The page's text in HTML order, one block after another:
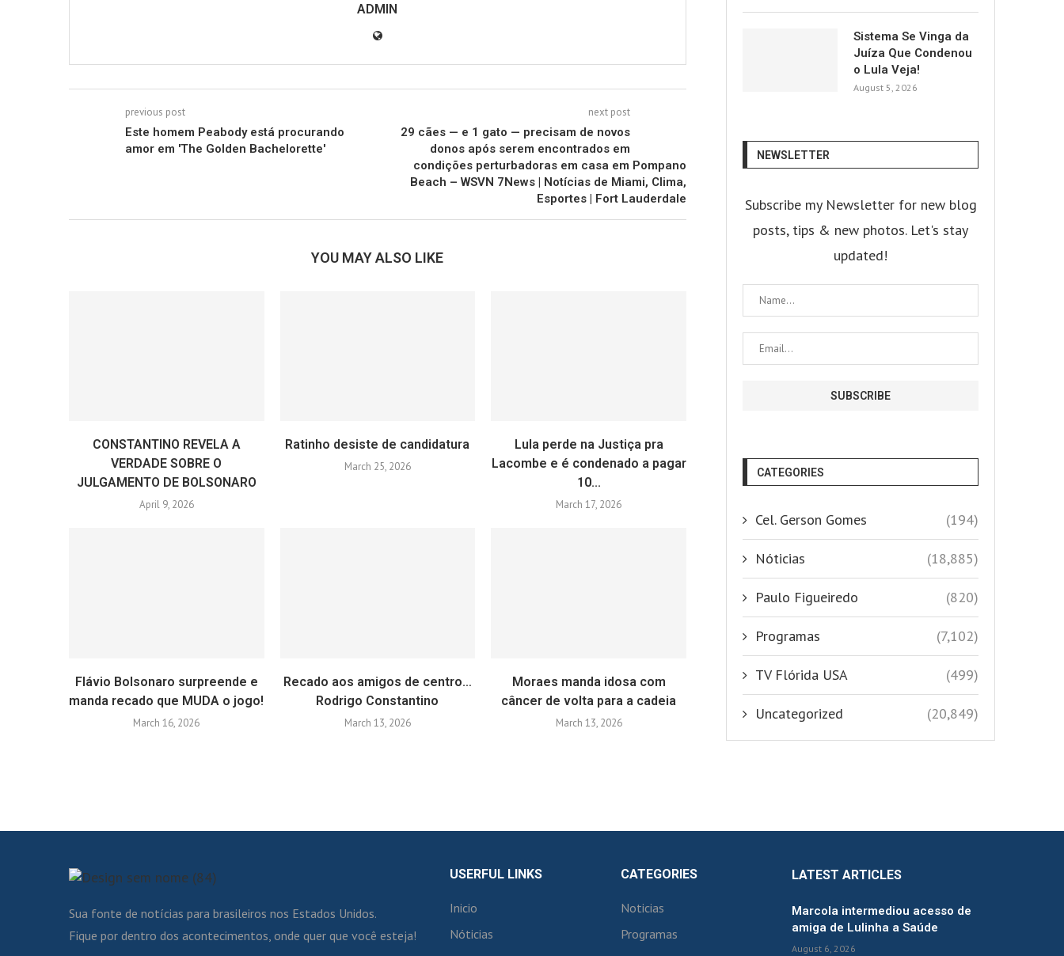
ADMIN
previous post
Este homem Peabody está procurando
amor em 'The Golden Bachelorette'
next post
29 cães — e 1 gato — precisam de novos
donos após serem encontrados em
condições perturbadoras em casa em Pompano
Beach – WSVN 7News | Notícias de Miami, Clima,
Esportes | Fort Lauderdale
YOU MAY ALSO LIKE
CONSTANTINO REVELA A
VERDADE SOBRE O
JULGAMENTO DE BOLSONARO
April 9, 2026
Ratinho desiste de candidatura
March 25, 2026
Lula perde na Justiça pra
Lacombe e é condenado a pagar
10...
March 17, 2026
Flávio Bolsonaro surpreende e
manda recado que MUDA o jogo!
March 16, 2026
Recado aos amigos de centro…
Rodrigo Constantino
March 13, 2026
Moraes manda idosa com
câncer de volta para a cadeia
March 13, 2026
Sistema Se Vinga da
Juíza Que Condenou
o Lula Veja!
August 5, 2026
NEWSLETTER
Subscribe my Newsletter for new blog
posts, tips & new photos. Let's stay
updated!
CATEGORIES
Cel. Gerson Gomes (194)
Nóticias (18,885)
Paulo Figueiredo (820)
Programas (7,102)
TV Flórida USA (499)
Uncategorized (20,849)
Sua fonte de notícias para brasileiros nos Estados Unidos.
Fique por dentro dos acontecimentos, onde quer que você esteja!
USERFUL LINKS
Inicio
Nóticias
CATEGORIES
Noticias
Programas
LATEST ARTICLES
Marcola intermediou acesso de
amiga de Lulinha a Saúde
August 6, 2026